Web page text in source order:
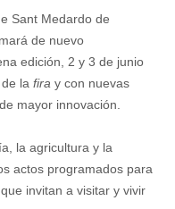
Sant Medardo de
de nuevo
edición, 2 y 3 de junio
la fira y con nuevas
mayor innovación.
la agricultura y la
actos programados para
invitan a visitar y vivir